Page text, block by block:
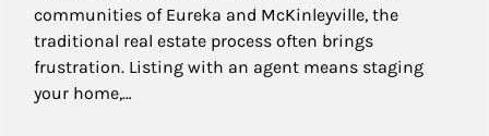
communities of Eureka and McKinleyville, the
traditional real estate process often brings
frustration. Listing with an agent means staging
your home,…